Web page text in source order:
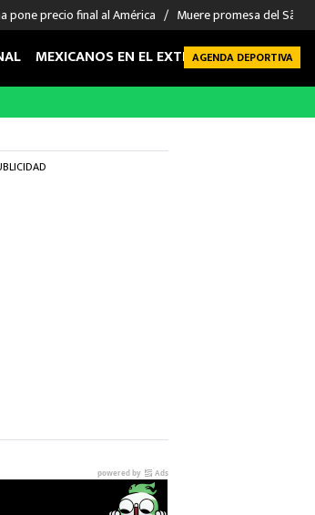
pone precio final al América Muere promesa del São
MEXICANOS EN EL EXTRANJERO FUTBOL
AGENDA DEPORTIVA